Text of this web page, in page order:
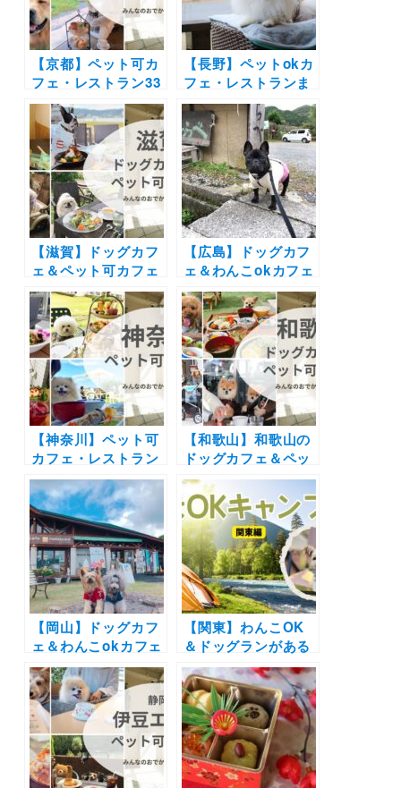
【京都】ペット可カ
フェ・レストラン33
選！店内OKの和菓
子店やドッグラン付
きのカフェまとめ｜
実際のおでかけレポ
ート付き
【長野】ペットokカ
フェ・レストランま
とめ30選！| 自然豊
かな景色に包まれて
お蕎麦やピザを愛犬
と楽しもう♪
【滋賀】ドッグカフ
ェ＆ペット可カフェ
22選 | 琵琶湖が見え
るカフェやドッグラ
ン付きのカフェなど
実際の愛犬とのおで
かけレポートを紹
介！
【広島】ドッグカフ
ェ＆わんこokカフェ
19選 | 店内同伴でコ
ース料理や手打ちそ
ばにお好み焼きも！
海が見える絶景カフ
ェなど実際のおでか
けレポート写真付き
【神奈川】ペット可
カフェ・レストラン
30選 | 愛犬と一緒に
中華街の食べ放題や
アフタヌーンティー
を楽しもう♪
【和歌山】和歌山の
ドッグカフェ＆ペッ
ト可カフェ17選 | 絶
景のオーシャンビュ
ーやお寺のレストラ
ンまで実際のおでか
けレポート写真付き
【岡山】ドッグカフ
ェ＆わんこokカフェ
の写真レポートまと
め16選 | 倉敷に牛窓
そして蒜山の人気エ
リアの絶景カフェや
牡蠣や海鮮・パンケ
ーキを愛犬と一緒に
♪
【関東】わんこOK
＆ドッグランがある
キャンプ場5選！ド
ッグフリーサイトあ
り、周辺のわんこ
OK飲食店情報も